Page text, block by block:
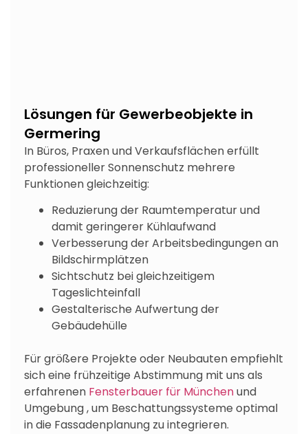
Lösungen für Gewerbeobjekte in
Germering
In Büros, Praxen und Verkaufsflächen erfüllt
professioneller Sonnenschutz mehrere
Funktionen gleichzeitig:
Reduzierung der Raumtemperatur und
damit geringerer Kühlaufwand
Verbesserung der Arbeitsbedingungen an
Bildschirmplätzen
Sichtschutz bei gleichzeitigem
Tageslichteinfall
Gestalterische Aufwertung der
Gebäudehülle
Für größere Projekte oder Neubauten empfiehlt
sich eine frühzeitige Abstimmung mit uns als
erfahrenen Fensterbauer für Münchenund
Umgebung , um Beschattungssysteme optimal
in die Fassadenplanung zu integrieren.